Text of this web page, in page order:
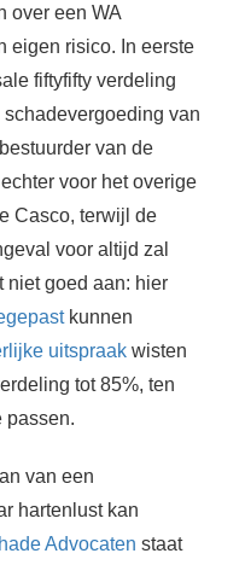
over een WA
eigen risico. In eerste
fiftyfifty verdeling
van
van de
voor het overige
Casco, terwijl de
voor altijd zal
niet goed aan: hier
kunnen
uitspraak wisten
tot 85%, ten
passen.
van een
hartenlust kan
Advocaten staat